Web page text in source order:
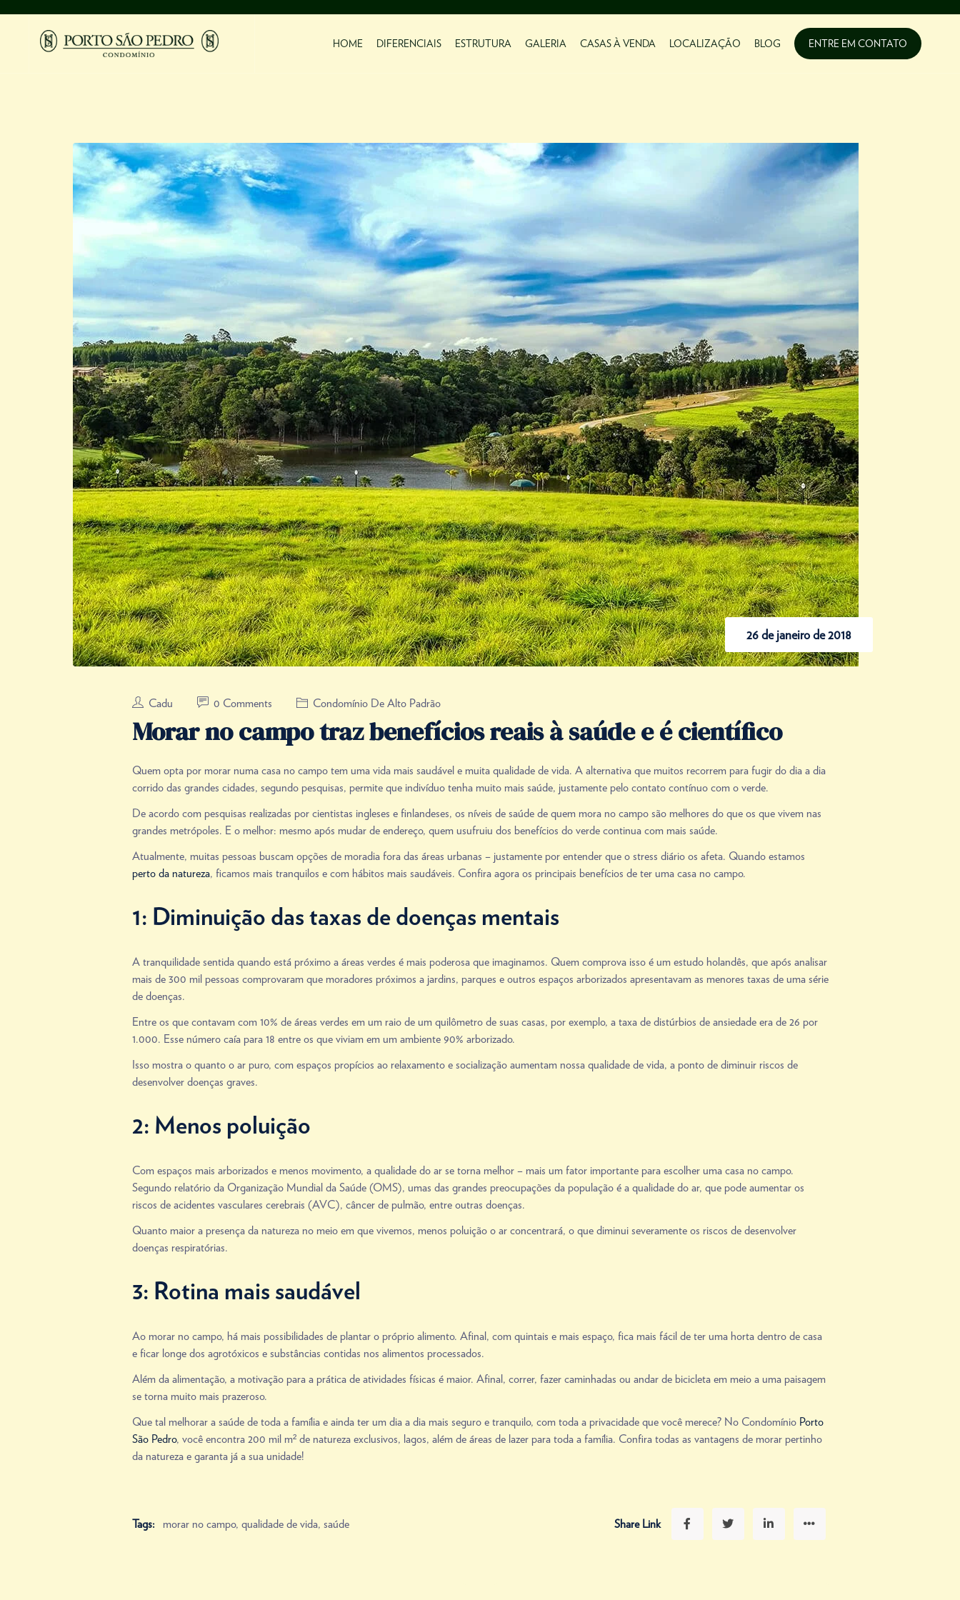
HOME DIFERENCIAIS ESTRUTURA GALERIA CASAS À VENDA LOCALIZAÇÃO BLOG ENTRE EM CONTATO
26 de janeiro de 2018
Cadu 0 Comments Condomínio De Alto Padrão
Morar no campo traz benefícios reais à saúde e é científico
Quem opta por morar numa casa no campo tem uma vida mais saudável e muita qualidade de vida. A alternativa que muitos recorrem para fugir do dia a dia
corrido das grandes cidades, segundo pesquisas, permite que indivíduo tenha muito mais saúde, justamente pelo contato contínuo com o verde.
De acordo com pesquisas realizadas por cientistas ingleses e finlandeses, os níveis de saúde de quem mora no campo são melhores do que os que vivem nas
grandes metrópoles. E o melhor: mesmo após mudar de endereço, quem usufruiu dos benefícios do verde continua com mais saúde.
Atualmente, muitas pessoas buscam opções de moradia fora das áreas urbanas – justamente por entender que o stress diário os afeta. Quando estamos
perto da natureza, ficamos mais tranquilos e com hábitos mais saudáveis. Confira agora os principais benefícios de ter uma casa no campo.
1: Diminuição das taxas de doenças mentais
A tranquilidade sentida quando está próximo a áreas verdes é mais poderosa que imaginamos. Quem comprova isso é um estudo holandês, que após analisar
mais de 300 mil pessoas comprovaram que moradores próximos a jardins, parques e outros espaços arborizados apresentavam as menores taxas de uma série
de doenças.
Entre os que contavam com 10% de áreas verdes em um raio de um quilômetro de suas casas, por exemplo, a taxa de distúrbios de ansiedade era de 26 por
1.000. Esse número caía para 18 entre os que viviam em um ambiente 90% arborizado.
Isso mostra o quanto o ar puro, com espaços propícios ao relaxamento e socialização aumentam nossa qualidade de vida, a ponto de diminuir riscos de
desenvolver doenças graves.
2: Menos poluição
Com espaços mais arborizados e menos movimento, a qualidade do ar se torna melhor – mais um fator importante para escolher uma casa no campo.
Segundo relatório da Organização Mundial da Saúde (OMS), umas das grandes preocupações da população é a qualidade do ar, que pode aumentar os
riscos de acidentes vasculares cerebrais (AVC), câncer de pulmão, entre outras doenças.
Quanto maior a presença da natureza no meio em que vivemos, menos poluição o ar concentrará, o que diminui severamente os riscos de desenvolver
doenças respiratórias.
3: Rotina mais saudável
Ao morar no campo, há mais possibilidades de plantar o próprio alimento. Afinal, com quintais e mais espaço, fica mais fácil de ter uma horta dentro de casa
e ficar longe dos agrotóxicos e substâncias contidas nos alimentos processados.
Além da alimentação, a motivação para a prática de atividades físicas é maior. Afinal, correr, fazer caminhadas ou andar de bicicleta em meio a uma paisagem
se torna muito mais prazeroso.
Que tal melhorar a saúde de toda a família e ainda ter um dia a dia mais seguro e tranquilo, com toda a privacidade que você merece? No Condomínio Porto
São Pedro, você encontra 200 mil m² de natureza exclusivos, lagos, além de áreas de lazer para toda a família. Confira todas as vantagens de morar pertinho
da natureza e garanta já a sua unidade!
Tags: morar no campo, qualidade de vida, saúde Share Link